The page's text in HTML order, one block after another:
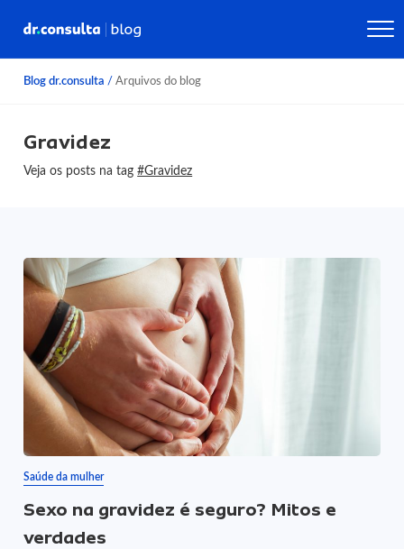
Blog dr.consulta / Arquivos do blog
Gravidez
Veja os posts na tag#Gravidez
Saúde da mulher
Sexo na gravidez é seguro? Mitos e
verdades